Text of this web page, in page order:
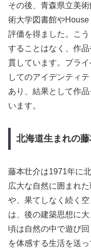
その後、青森県立美
術大学図書館や
評価を得ました。こ
することはなく、作
貫しています。プラ
してのアイデンティ
あり、結果として作
います。
北海道生まれの
藤本壮介は1971年に
広大な自然に囲まれ
や、果てしなく続く
は、後の建築思想に
頃は自然の中で遊び
を体感する生活を送っ